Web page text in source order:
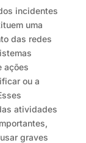
incidentes
uma
das redes
ações
ou a
atividades
graves